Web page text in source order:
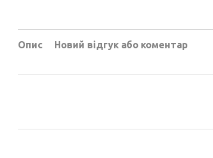
Опис Новий відгук або коментар